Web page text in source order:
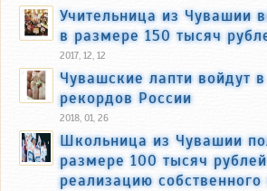
Учительница из Чувашии
в размере 150 тысяч
2017, 12, 12
Чувашские лапти войдут
рекордов России
2018, 01, 26
Школьница из Чувашии
размере 100 тысяч
реализацию собственного